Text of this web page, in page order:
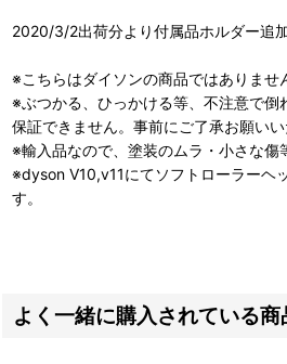
2020/3/2出荷分より付属品ホルダー追
※こちらはダイソンの商品ではありませ
※ぶつかる、ひっかける等、不注意で
保証できません。事前にご了承お願いい
※輸入品なので、塗装のムラ・小さな
※dyson V10,v11にてソフトローラーヘ
す。
よく一緒に購入されている商